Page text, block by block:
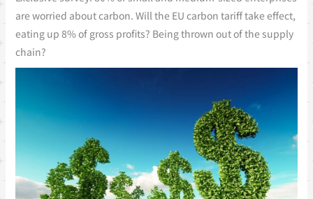
are worried about carbon. Will the EU carbon tariff take effect,
eating up 8% of gross profits? Being thrown out of the supply
chain?